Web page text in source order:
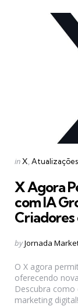
Categories
Posted
in X Atualizações
X Agora
com IA
Criadores
Posted
byJornada
O X agora
oferecendo
Descubra
marketing digital!